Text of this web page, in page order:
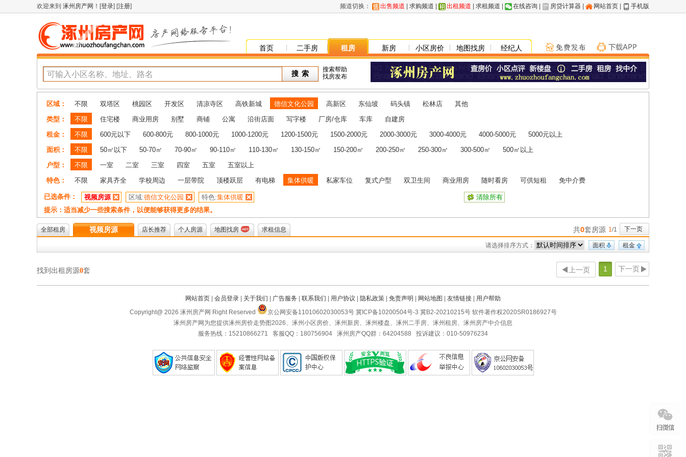
欢迎来到 涿州房产网 ！[登录] [注册] 频道切换： 出售频道 求购频道 出租频道 求租频道 在线咨询 房贷计算器 网站首页 手机版
首页 二手房 租房 新房 小区房价 地图找房 经纪人
搜索帮助
找房发布
区域： 不限 双塔区 桃园区 开发区 清凉寺区 高铁新城 德信文化公园 高新区 东仙坡 码头镇 松林店
其他
类型：
不限 住宅楼 商业用房 别墅 商铺 公寓 沿街店面 写字楼 厂房/仓库 车库
自建房
租金：
不限 600元以下 600-800元 800-1000元 1000-1200元 1200-1500元 1500-2000元 2000-3000元 3000-4000元 4000-5000元
5000元以上
面积：
不限 50㎡以下 50-70㎡ 70-90㎡ 90-110㎡ 110-130㎡ 130-150㎡ 150-200㎡ 200-250㎡ 250-300㎡ 300-500㎡
500㎡以上
户型：
不限 一室 二室 三室 四室 五室
五室以上
特色：
不限 家具齐全 学校周边 一层带院 顶楼跃层 有电梯 集体供暖 私家车位 复式户型 双卫生间 商业用房 随时看房 可供短租 免中介费
已选条件： 视频房源 区域:德信文化公园 特色:集体供暖
清除所有
提示：适当减少一些搜索条件，以便能够获得更多的结果。
全部租房 视频房源 店长推荐 个人房源 地图找房 求租信息 下一页
1/1
共0套房源
租金
面积
请选择排序方式：
找到出租房源0套 上一页 1 下一页
网站首页 会员登录 关于我们 广告服务 联系我们 用户协议 隐私政策 免责声明 网站地图 友情链接
用户帮助
Copyright@ 2026 涿州房产网 Right Reserved
京公网安备11010602030053号 冀ICP备10200504号-3 冀B2-20210215号 软件著作权2020SR0186927号
涿州房产网为您提供涿州房价走势图2026、涿州小区房价、涿州新房、涿州楼盘、涿州二手房、涿州租房、涿州房产中介信息
服务热线：15210866271 客服QQ：180756904 涿州房产QQ群：64204588 投诉建议：010-50976234